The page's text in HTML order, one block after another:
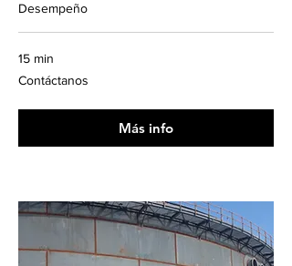
Desempeño
15 min
Contáctanos
Contáctanos
Más info